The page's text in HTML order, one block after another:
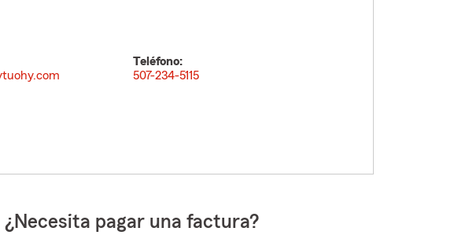
Teléfono:
507-234-5115
¿Necesita pagar una factura?